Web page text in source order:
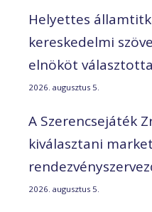
Helyettes
kereskedelmi
elnököt
2026. augusztus 5.
A Szerencsejáték
kiválasztani
2026. augusztus 5.